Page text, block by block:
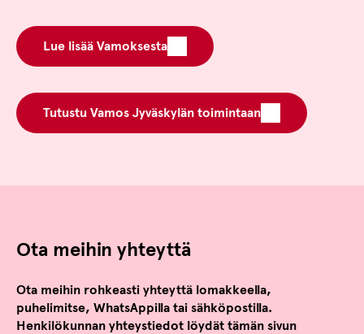
Lue lisää Vamoksesta
Tutustu Vamos Jyväskylän toimintaan
Ota meihin yhteyttä
Ota meihin rohkeasti yhteyttä lomakkeella,
puhelimitse, WhatsAppilla tai sähköpostilla.
Henkilökunnan yhteystiedot löydät tämän sivun